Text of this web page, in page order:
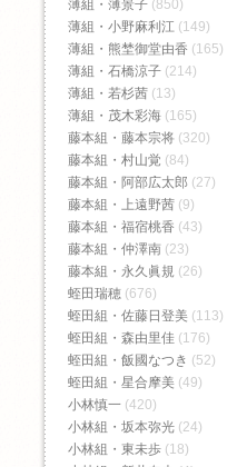
薄組・薄景子 (850)
薄組・小野麻利江 (149)
薄組・熊埜御堂由香 (165)
薄組・石橋涼子 (214)
薄組・若杉茜 (13)
薄組・茂木彩海 (165)
藤本組・藤本宗将 (320)
藤本組・村山覚 (84)
藤本組・阿部広太郎 (27)
藤本組・上遠野茜 (9)
藤本組・福宿桃香‬ (43)
藤本組・仲澤南 (23)
藤本組・永久眞規 (26)
蛭田瑞穂 (676)
蛭田組・佐藤日登美 (113)
蛭田組・森由里佳 (176)
蛭田組・飯國なつき (52)
蛭田組・星合摩美 (49)
小林慎一 (420)
小林組・坂本弥光 (24)
小林組・東未歩 (18)